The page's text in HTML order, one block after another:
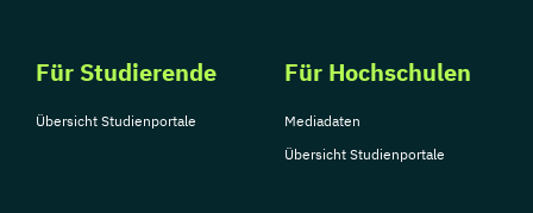
Für Studierende
Übersicht Studienportale
Für Hochschulen
Mediadaten
Übersicht Studienportale